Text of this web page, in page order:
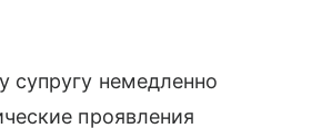
супругу немедленно
проявления